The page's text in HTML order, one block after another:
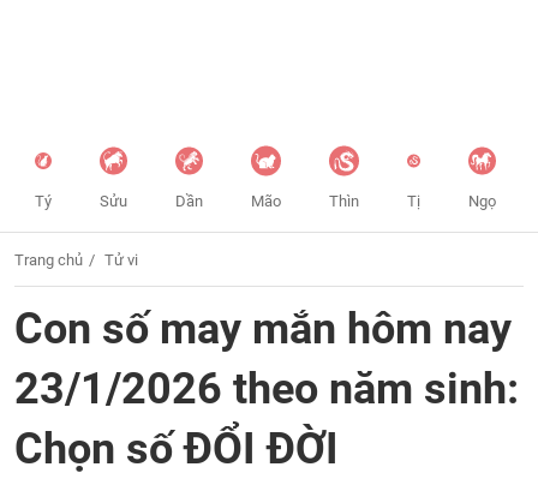
Tý Sửu Dần Mão Thìn Tị Ngọ
Trang chủ Tử vi
Con số may mắn hôm nay
23/1/2026 theo năm sinh:
Chọn số ĐỔI ĐỜI